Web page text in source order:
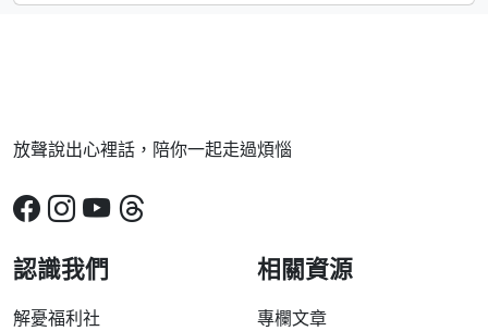
放聲說出心裡話，陪你一起走過煩惱
認識我們
解憂福利社
相關資源
專欄文章